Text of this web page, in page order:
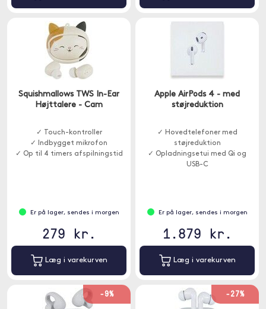
Squishmallows TWS In-Ear
Højttalere - Cam
✓ Touch-kontroller
✓ Indbygget mikrofon
✓ Op til 4 timers afspilningstid
Er på lager, sendes i morgen
279 kr.
Læg i varekurven
Apple AirPods 4 - med
støjreduktion
✓ Hovedtelefoner med
støjreduktion
✓ Opladningsetui med Qi og
USB-C
Er på lager, sendes i morgen
1.879 kr.
Læg i varekurven
-9% -27%